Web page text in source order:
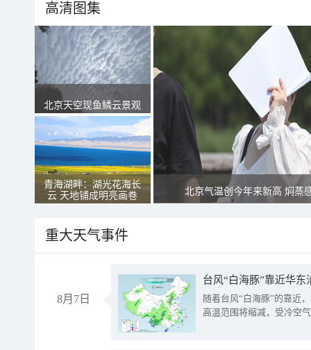
高清图集
北京天空现鱼鳞云景观
青海湖畔：湖光花海长
云 天地铺成明亮画卷
北京气温创今年来新高 焖蒸
重大天气事件
8月7日
台风“白海豚”靠近华
随着台风“白海豚”的靠近
高温范围将缩减，受冷空